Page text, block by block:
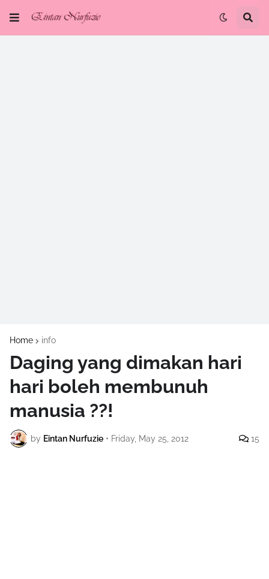
Home info
Daging yang dimakan hari
hari boleh membunuh
manusia ??!
by Eintan Nurfuzie • Friday, May 25, 2012 15